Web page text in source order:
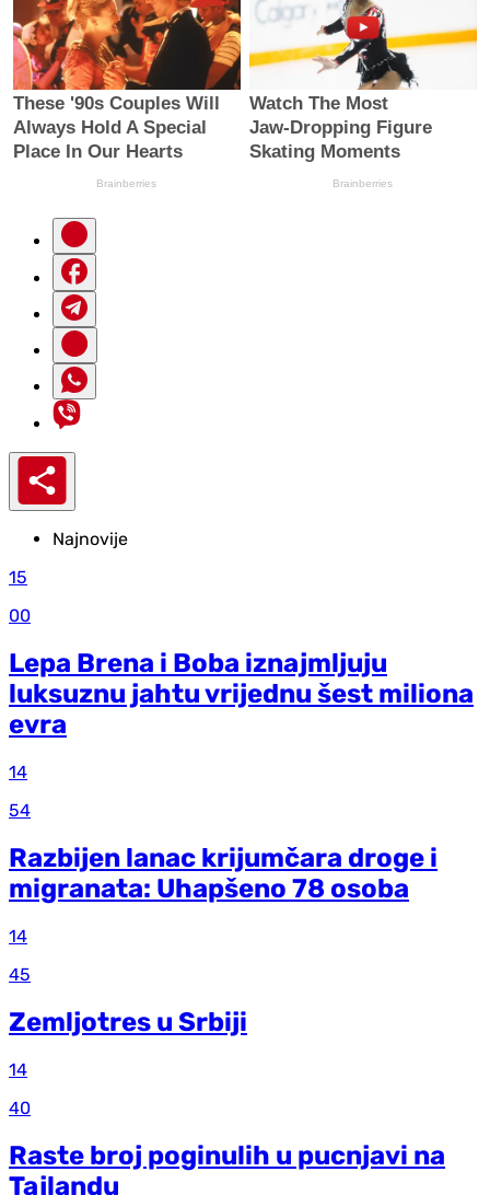
Najnovije
15
00
Lepa Brena i Boba iznajmljuju
luksuznu jahtu vrijednu šest miliona
evra
14
54
Razbijen lanac krijumčara droge i
migranata: Uhapšeno 78 osoba
14
45
Zemljotres u Srbiji
14
40
Raste broj poginulih u pucnjavi na
Tajlandu